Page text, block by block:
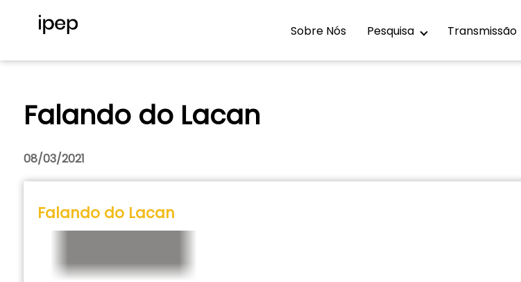
Sobre Nós Pesquisa Transmissão
Falando do Lacan
08/03/2021
Falando do Lacan